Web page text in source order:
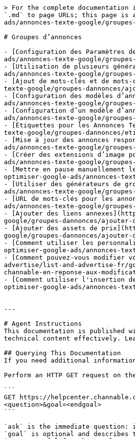
> For the complete
`.md` to page URLs; this page
ads/annonces-texte-google/
# Groupes d’annonces
- [Configuration des Paramètres
ads/annonces-texte-google/
- [Utilisation de plusieurs
ads/annonces-texte-google/
- [Ajout de mots-clés et de
texte-google/groupes-dannonces/
- [Configuration des modèles
ads/annonces-texte-google/
- [Configuration d’un modèle
ads/annonces-texte-google/
- [Étiquettes pour les Annonces
texte-google/groupes-dannonces/
- [Mise à jour des annonces
ads/annonces-texte-google/
- [Créer des extensions d’image
ads/annonces-texte-google/
- [Mettre en pause
optimiser-google-ads/annonces-
- [Utiliser des générateurs de
ads/annonces-texte-google/
- [URL de mots-clés pour les
ads/annonces-texte-google/
- [Ajouter des liens
google/groupes-dannonces/ajouter-
- [Ajouter des assets de
google/groupes-dannonces/
- [Comment utiliser les
optimiser-google-ads/annonces-
- [Comment pouvez-vous modifier
advertise/list-and-advertise-fr/
channable-en-reponse-aux-
- [Comment utiliser l'insertion
optimiser-google-ads/annonces-
---
# Agent Instructions
This documentation is published
technical content effectively.
## Querying This Documentation
If you need additional
Perform an HTTP GET request
```
GET https://
<question>&goal=<endgoal>
```
`ask` is the immediate
`goal` is optional and describes